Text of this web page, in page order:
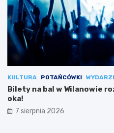
KULTURA POTAŃCÓWKI
Bilety na bal w Wilanowie
oka!
7 sierpnia 2026